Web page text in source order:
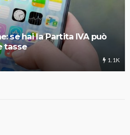
se hai la Partita IVA può
tasse
1.1K